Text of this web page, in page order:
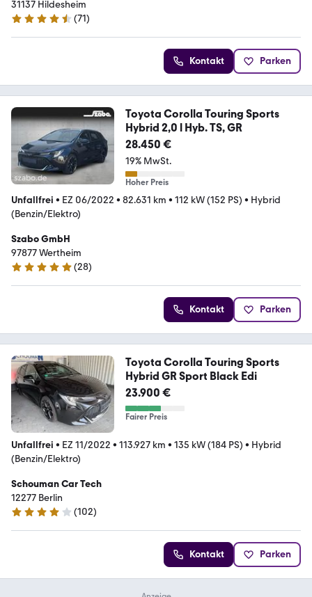
31137 Hildesheim
4.7 Sterne
(71)
Kontakt Parken
Toyota Corolla Touring Sports
Hybrid 2,0 l Hyb. TS, GR
28.450 €
19% MwSt.
Hoher Preis
Unfallfrei • EZ 06/2022 • 82.631 km • 112 kW (152 PS) • Hybrid
(Benzin/Elektro)
Szabo GmbH
97877 Wertheim
5 Sterne
(28)
Kontakt Parken
Toyota Corolla Touring Sports
Hybrid GR Sport Black Edi
23.900 €
Fairer Preis
Unfallfrei • EZ 11/2022 • 113.927 km • 135 kW (184 PS) • Hybrid
(Benzin/Elektro)
Schouman Car Tech
12277 Berlin
4.1 Sterne
(102)
Kontakt Parken